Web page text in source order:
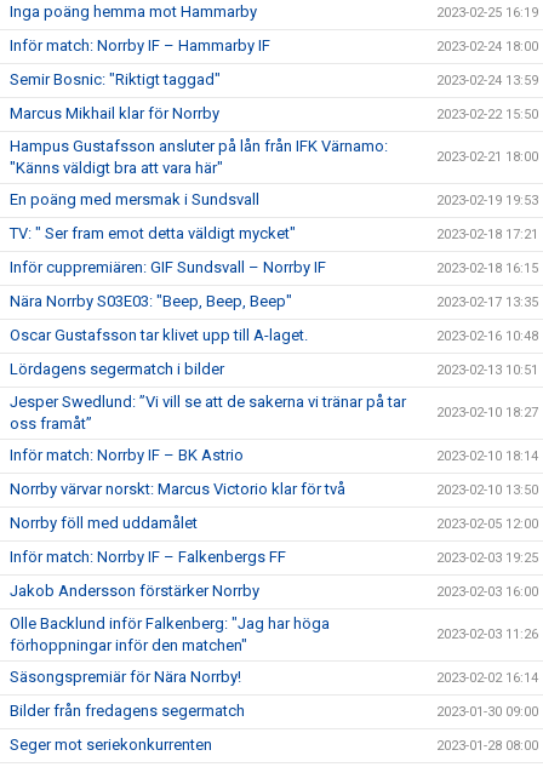
Inga poäng hemma mot Hammarby 2023-02-25 16:19
Inför match: Norrby IF – Hammarby IF 2023-02-24 18:00
Semir Bosnic: "Riktigt taggad" 2023-02-24 13:59
Marcus Mikhail klar för Norrby 2023-02-22 15:50
Hampus Gustafsson ansluter på lån från IFK Värnamo:
"Känns väldigt bra att vara här"
2023-02-21 18:00
En poäng med mersmak i Sundsvall 2023-02-19 19:53
TV: " Ser fram emot detta väldigt mycket" 2023-02-18 17:21
Inför cuppremiären: GIF Sundsvall – Norrby IF 2023-02-18 16:15
Nära Norrby S03E03: "Beep, Beep, Beep" 2023-02-17 13:35
Oscar Gustafsson tar klivet upp till A-laget. 2023-02-16 10:48
Lördagens segermatch i bilder 2023-02-13 10:51
Jesper Swedlund: ”Vi vill se att de sakerna vi tränar på tar
oss framåt”
2023-02-10 18:27
Inför match: Norrby IF – BK Astrio 2023-02-10 18:14
Norrby värvar norskt: Marcus Victorio klar för två 2023-02-10 13:50
Norrby föll med uddamålet 2023-02-05 12:00
Inför match: Norrby IF – Falkenbergs FF 2023-02-03 19:25
Jakob Andersson förstärker Norrby 2023-02-03 16:00
Olle Backlund inför Falkenberg: "Jag har höga
förhoppningar inför den matchen"
2023-02-03 11:26
Säsongspremiär för Nära Norrby! 2023-02-02 16:14
Bilder från fredagens segermatch 2023-01-30 09:00
Seger mot seriekonkurrenten 2023-01-28 08:00